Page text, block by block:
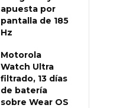
apuesta por
pantalla de 185
Hz
Motorola
Watch Ultra
filtrado, 13 días
de batería
sobre Wear OS